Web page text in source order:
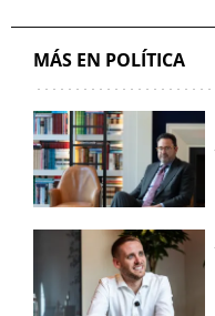
MÁS EN POLÍTICA